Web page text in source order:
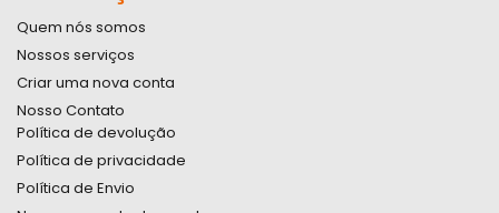
Quem nós somos
Nossos serviços
Criar uma nova conta
Nosso Contato
Política de devolução
Política de privacidade
Política de Envio